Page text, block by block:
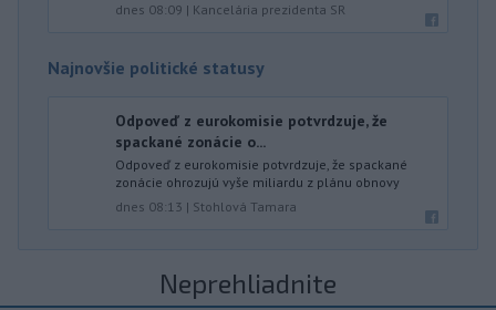
dnes 08:09 | Kancelária prezidenta SR
Najnovšie politické statusy
Odpoveď z eurokomisie potvrdzuje, že
spackané zonácie o...
Odpoveď z eurokomisie potvrdzuje, že spackané
zonácie ohrozujú vyše miliardu z plánu obnovy
dnes 08:13 | Stohlová Tamara
Neprehliadnite